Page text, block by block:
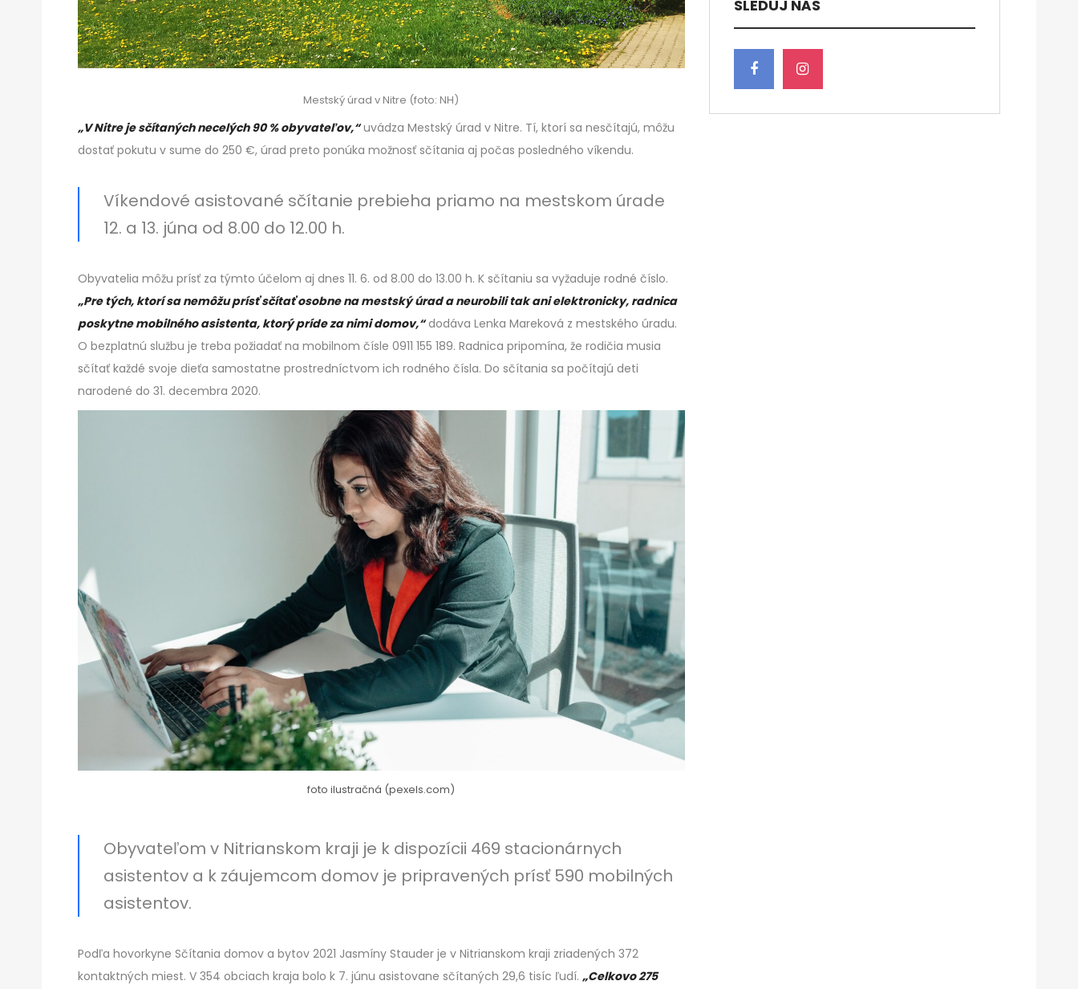
Mestský úrad v Nitre (foto: NH)
„V Nitre je sčítaných necelých 90 % obyvateľov,“uvádza Mestský úrad v Nitre. Tí, ktorí sa nesčítajú, môžu
dostať pokutu v sume do 250 €, úrad preto ponúka možnosť sčítania aj počas posledného víkendu.
Víkendové asistované sčítanie prebieha priamo na mestskom úrade
12. a 13. júna od 8.00 do 12.00 h.
Obyvatelia môžu prísť za týmto účelom aj dnes 11. 6. od 8.00 do 13.00 h. K sčítaniu sa vyžaduje rodné číslo.
„Pre tých, ktorí sa nemôžu prísť sčítať osobne na mestský úrad a neurobili tak ani elektronicky, radnica
poskytne mobilného asistenta, ktorý príde za nimi domov,“dodáva Lenka Mareková z mestského úradu.
O bezplatnú službu je treba požiadať na mobilnom čísle 0911 155 189. Radnica pripomína, že rodičia musia
sčítať každé svoje dieťa samostatne prostredníctvom ich rodného čísla. Do sčítania sa počítajú deti
narodené do 31. decembra 2020.
foto ilustračná (pexels.com)
Obyvateľom v Nitrianskom kraji je k dispozícii 469 stacionárnych
asistentov a k záujemcom domov je pripravených prísť 590 mobilných
asistentov.
Podľa hovorkyne Sčítania domov a bytov 2021 Jasmíny Stauder je v Nitrianskom kraji zriadených 372
kontaktných miest. V 354 obciach kraja bolo k 7. júnu asistovane sčítaných 29,6 tisíc ľudí. „Celkovo 275
SLEDUJ NÁS